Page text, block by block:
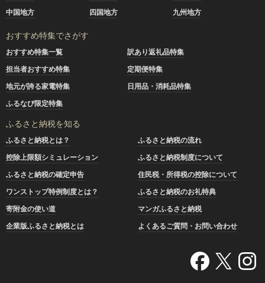
中国地方
四国地方 九州地方
おすすめ特集でさがす
おすすめ特集一覧
訳あり返礼品特集
担当者おすすめ特集
定期便特集
地元が誇る家電特集
日用品・消耗品特集
ふるなび限定特集
ふるさと納税を知る
ふるさと納税とは？
ふるさと納税の流れ
控除上限額シミュレーション
ふるさと納税制度について
ふるさと納税の確定申告
住民税・所得税の控除について
ワンストップ特例制度とは？
ふるさと納税のお礼特典
寄附金の使い道
マンガふるさと納税
企業版ふるさと納税とは
よくあるご質問・お問い合わせ